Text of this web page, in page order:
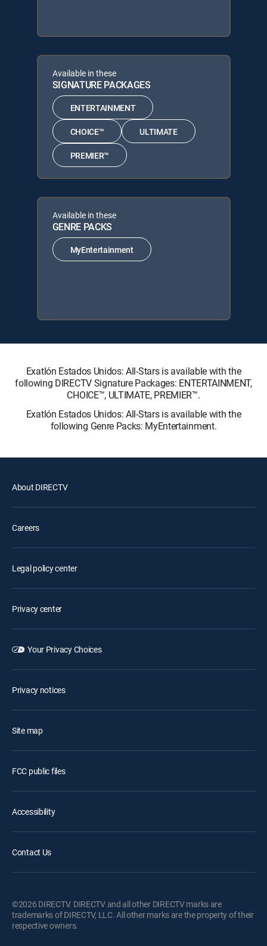
Available in these
SIGNATURE PACKAGES
ENTERTAINMENT
CHOICE™ ULTIMATE
PREMIER™
Available in these
GENRE PACKS
MyEntertainment
Exatlón Estados Unidos: All-Stars is available with the
following DIRECTV Signature Packages: ENTERTAINMENT,
CHOICE™, ULTIMATE, PREMIER™.
Exatlón Estados Unidos: All-Stars is available with the
following Genre Packs: MyEntertainment.
About DIRECTV
Careers
Legal policy center
Privacy center
Your Privacy Choices
Privacy notices
Site map
FCC public files
Accessibility
Contact Us
©2026 DIRECTV. DIRECTV and all other DIRECTV marks are
trademarks of DIRECTV, LLC. All other marks are the property of their
respective owners.